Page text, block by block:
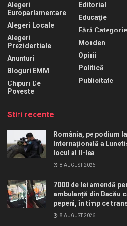
Alegeri
Europarlamentare
Alegeri Locale
Alegeri
Prezidentiale
Anunturi
Bloguri EMM
Chipuri De
Poveste
Editorial
Educaţie
Fără Categorie
Monden
Opinii
Politică
Publicitate
Stiri recente
România, pe podium
Internațională a
locul al II-lea
8 AUGUST 2026
7000 de lei amendă
ambulanță din Bacău
pepeni, în timp ce
8 AUGUST 2026